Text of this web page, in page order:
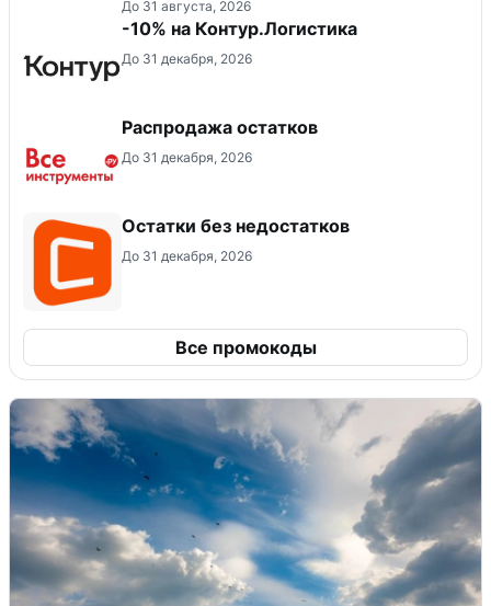
До 31 августа, 2026
-10% на Контур.Логистика
До 31 декабря, 2026
Распродажа остатков
До 31 декабря, 2026
Остатки без недостатков
До 31 декабря, 2026
Все промокоды